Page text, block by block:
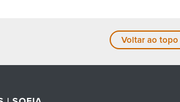
Voltar ao topo